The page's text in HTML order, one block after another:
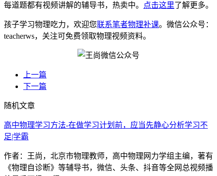
每道题都有视频讲解的辅导书，热卖中。
点击这里了解更多。
孩子学习物理吃力，欢迎您联系笔者物理补课。微信公众号：
teacherws，关注可免费领取物理视频资料。
上一篇
下一篇
随机文章
高中物理学习方法-在做学习计划前，应当先静心分析学习不
足|学霸
作者：王尚，北京市物理教师，高中物理网力学组主编，著有
《物理自诊断》等辅导书，微信、头条、抖音等全网总视频播